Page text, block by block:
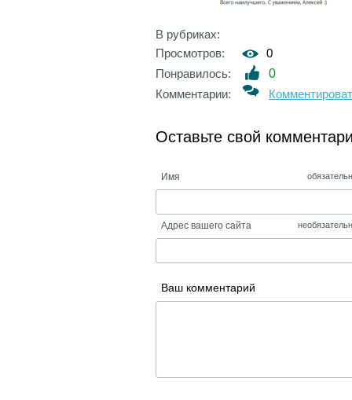
В рубриках:
Просмотров:
0
Понравилось:
0
Комментарии:
Оставьте свой
Имя
Адрес вашего сайта
Ваш комментарий